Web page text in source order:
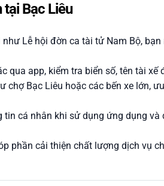
tại Bạc Liêu
Lễ hội đờn ca tài tử Nam Bộ,
qua app, kiểm tra biển số, tên tài
chợ Bạc Liêu hoặc các bến xe lớn,
tin cá nhân khi sử dụng ứng dụng và
phần cải thiện chất lượng dịch vụ